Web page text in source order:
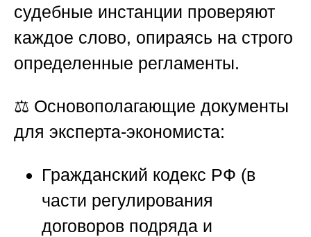
судебные инстанции проверяют
каждое слово, опираясь на строго
определенные регламенты.
⚖️ Основополагающие документы
для эксперта-экономиста:
Гражданский кодекс РФ (в
части регулирования
договоров подряда и